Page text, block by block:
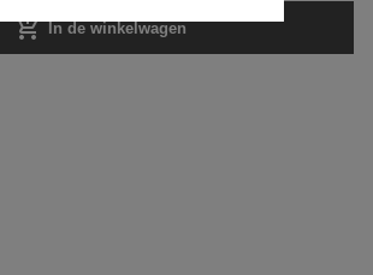
add_shopping_cart In de winkelwagen